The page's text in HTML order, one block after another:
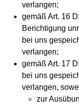
verlangen;
gemäß Art. 16
Berichtigung
bei uns
verlangen;
gemäß Art. 17
bei uns
verlangen,
zur